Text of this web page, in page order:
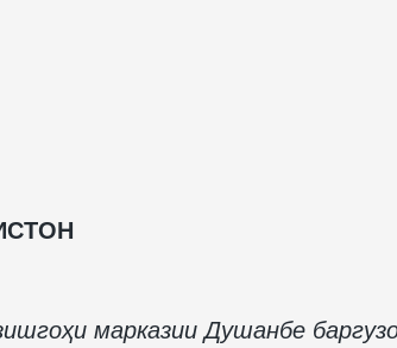
марказии Душанбе